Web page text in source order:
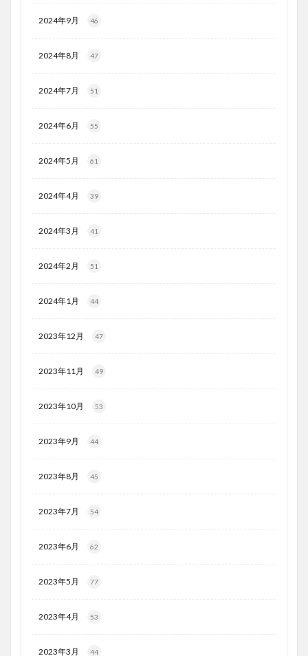
2024年9月 46
2024年8月 47
2024年7月 51
2024年6月 55
2024年5月 61
2024年4月 39
2024年3月 41
2024年2月 51
2024年1月 44
2023年12月 47
2023年11月 49
2023年10月 53
2023年9月 44
2023年8月 45
2023年7月 54
2023年6月 62
2023年5月 77
2023年4月 53
2023年3月 44